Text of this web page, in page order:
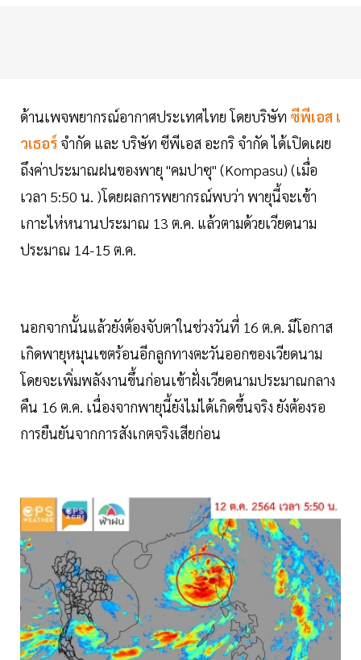
ด้านเพจพยากรณ์อากาศประเทศไทย โดยบริษัท ซีพีเอส เ​
ว​เธอร์​ จำกัด และ บริษัท​ ซีพี​เอส​ อะกริ จำกัด ได้เปิดเผย
ถึงค่าประมาณฝนของพายุ "คมปาซุ" (Kompasu) (เมื่อ
เวลา 5:50 น. )โดยผลการพยากรณ์พบว่า พายุนี้จะเข้า
เกาะไห่หนานประมาณ 13 ต.ค. แล้วตามด้วยเวียดนาม
ประมาณ 14-15 ต.ค.
นอกจากนั้นแล้วยังต้องจับตาในช่วงวันที่ 16 ต.ค. มีโอกาส
เกิดพายุหมุนเขตร้อนอีกลูกทางตะวันออกของเวียดนาม
โดยจะเพิ่มพลังงานขึ้นก่อนเข้าฝั่งเวียดนามประมาณกลาง
คืน 16 ต.ค. เนื่องจากพายุนี้ยังไม่ได้เกิดขึ้นจริง ยังต้องรอ
การยืนยันจากการสังเกตจริงเสียก่อน